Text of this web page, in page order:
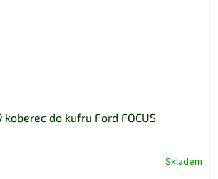
koberec do kufru Ford FOCUS
Skladem